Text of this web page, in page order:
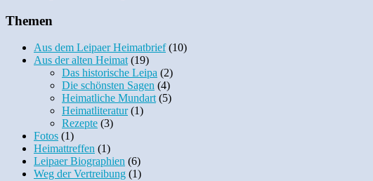
Themen
Aus dem Leipaer Heimatbrief(10)
Aus der alten Heimat(19)
Das historische Leipa (2)
Die schönsten Sagen (4)
Heimatliche Mundart(5)
Heimatliteratur(1)
Rezepte (3)
Fotos (1)
Heimattreffen (1)
Leipaer Biographien (6)
Weg der Vertreibung (1)